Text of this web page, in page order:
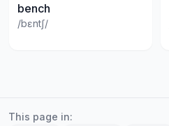
bench
/bɛntʃ/
This page in: